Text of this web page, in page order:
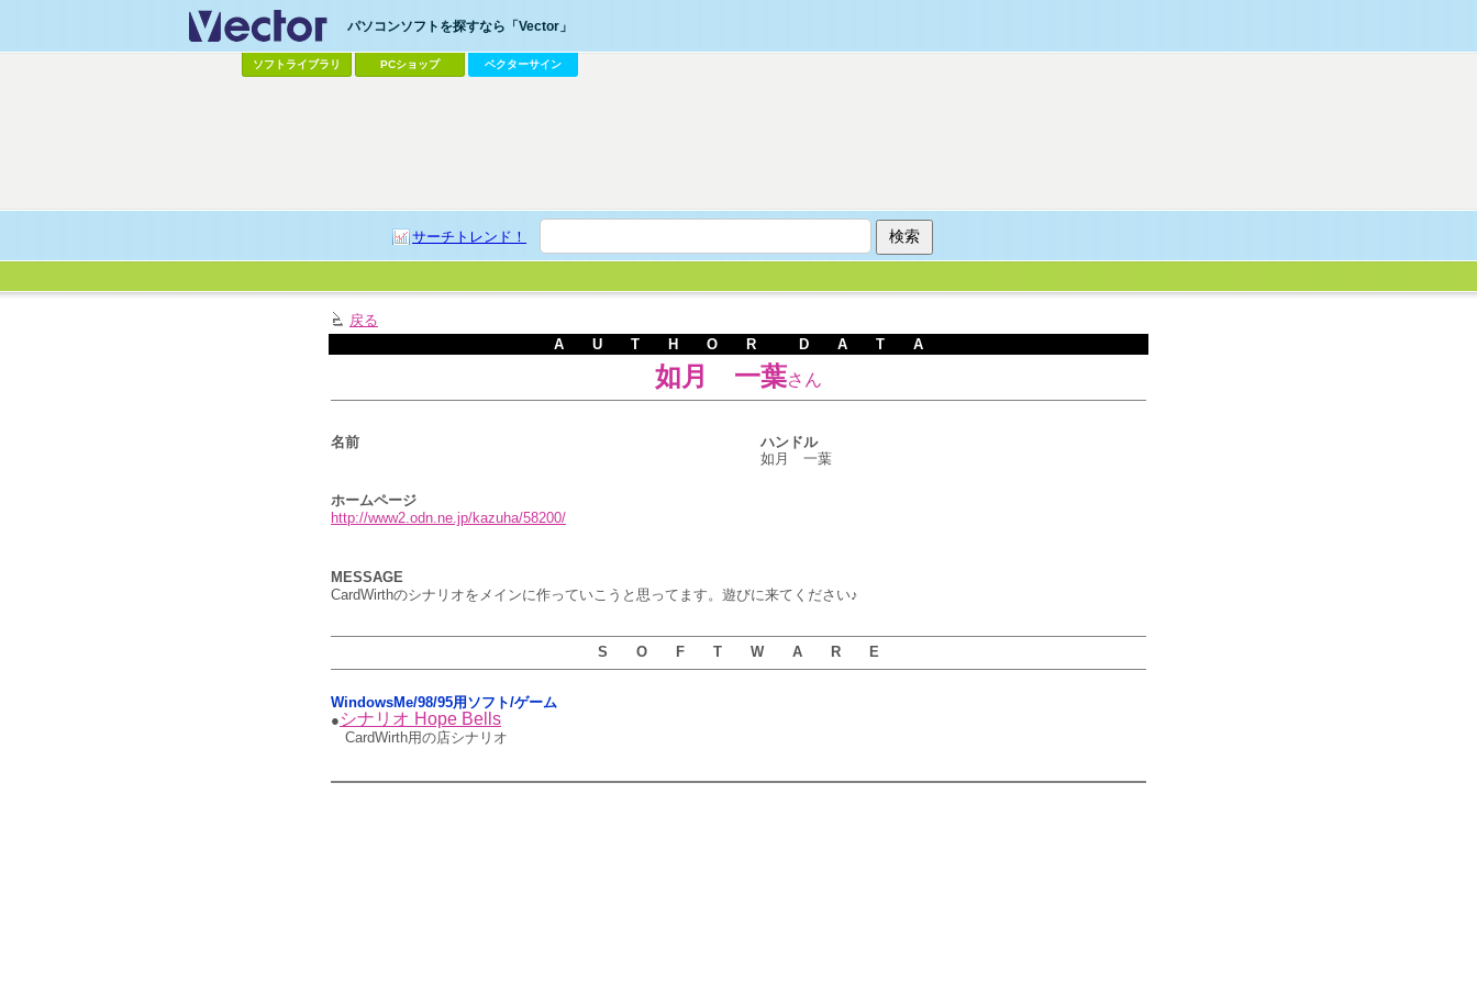
パソコンソフトを探すなら「Vector」
ソフトライブラリ PCショップ ベクターサイン
サーチトレンド！
戻る
A U T H O R D A T A
如月 一葉さん
名前
ハンドル
如月 一葉
ホームページ
http://www2.odn.ne.jp/kazuha/58200/
MESSAGE
CardWirthのシナリオをメインに作っていこうと思ってます。遊びに来てください♪
S O F T W A R E
WindowsMe/98/95用ソフト/ゲーム
● シナリオ Hope Bells
CardWirth用の店シナリオ